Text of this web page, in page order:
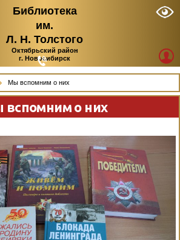
Библиотека
им.
Л. Н. Толстого
Октябрьский район
г. Новосибирск
Мы вспомним о них
о них